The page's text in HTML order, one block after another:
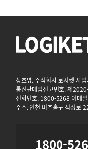
상호명. 주식회사 로지켓 사
통신판매업신고번호. 제
전화번호. 1800-5268 이메
주소. 인천 미추홀구 석정로
1800-